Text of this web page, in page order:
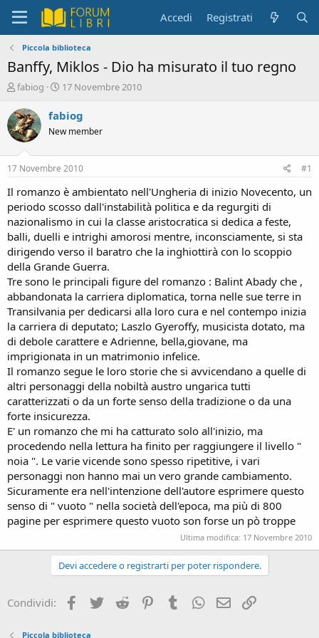
Accedi Registrati
Piccola biblioteca
Banffy, Miklos - Dio ha misurato il tuo regno
C
e
a
t
r
e
D
s
c
u
s
s
i
o
n
e
fabiog
D
t
d
n
i
o
17 Novembre 2010
fabiog
New member
17 Novembre 2010 #1
Il romanzo è ambientato nell'Ungheria di inizio Novecento, un
periodo scosso dall'instabilità politica e da regurgiti di
nazionalismo in cui la classe aristocratica si dedica a feste,
balli, duelli e intrighi amorosi mentre, inconsciamente, si sta
dirigendo verso il baratro che la inghiottirà con lo scoppio
della Grande Guerra.
Tre sono le principali figure del romanzo : Balint Abady che ,
abbandonata la carriera diplomatica, torna nelle sue terre in
Transilvania per dedicarsi alla loro cura e nel contempo inizia
la carriera di deputato; Laszlo Gyeroffy, musicista dotato, ma
di debole carattere e Adrienne, bella,giovane, ma
imprigionata in un matrimonio infelice.
Il romanzo segue le loro storie che si avvicendano a quelle di
altri personaggi della nobiltà austro ungarica tutti
caratterizzati o da un forte senso della tradizione o da una
forte insicurezza.
E' un romanzo che mi ha catturato solo all'inizio, ma
procedendo nella lettura ha finito per raggiungere il livello "
noia ". Le varie vicende sono spesso ripetitive, i vari
personaggi non hanno mai un vero grande cambiamento.
Sicuramente era nell'intenzione dell'autore esprimere questo
senso di " vuoto " nella società dell'epoca, ma più di 800
pagine per esprimere questo vuoto son forse un pò troppe
Ultima modifica: 17 Novembre 2010
Devi accedere o registrarti per poter rispondere.
Condividi: Facebook
Twitter Reddit PinterestTumblrWhatsApp
e-mail
Piccola biblioteca